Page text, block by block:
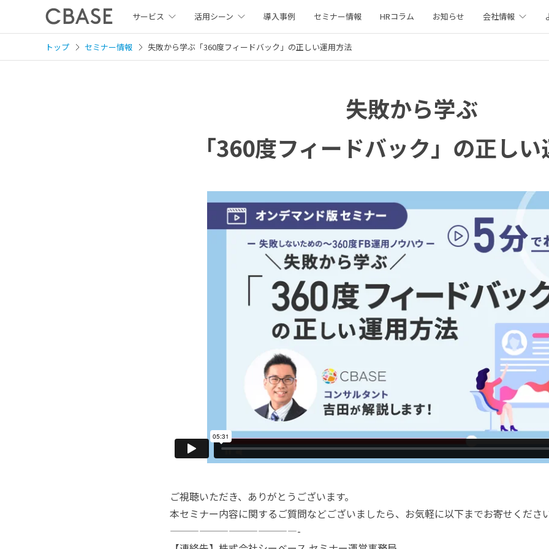
サービス 活用シーン 導入事例 セミナー情報 HRコラム お知らせ 会社情報
トップ セミナー情報 失敗から学ぶ 「360度フィードバック」の正しい運用方法
失敗から学ぶ
「360度フィードバック」の正し
ご視聴いただき、ありがとうございます。
本セミナー内容に関するご質問などございましたら、お気軽に以下までお寄せくださ
—————————————-